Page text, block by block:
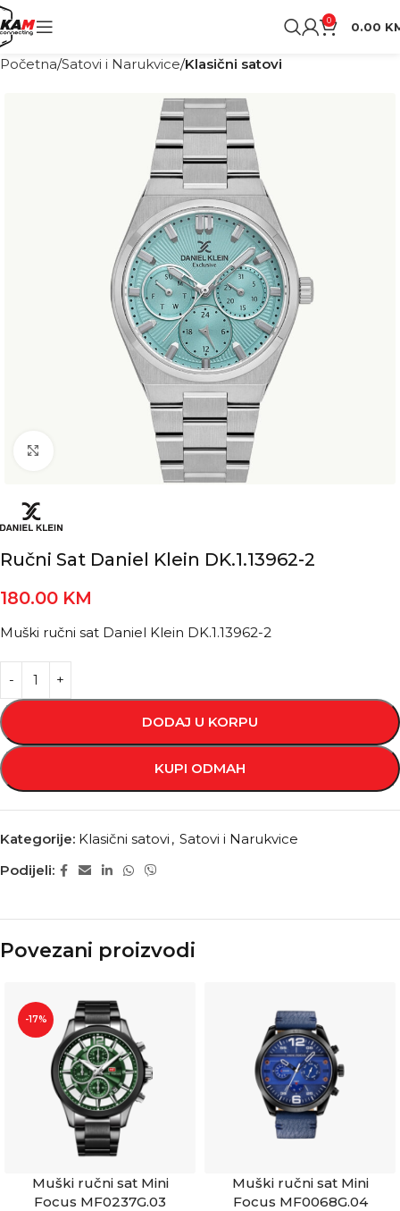
0 0.00
Početna Satovi i Narukvice Klasični satovi
Kliknite za povećanje
Ručni Sat Daniel Klein DK.1.13962-2
180.00 KM
Muški ručni sat Daniel Klein DK.1.13962-2
DODAJ U KORPU
KUPI ODMAH
Kategorije: Klasični satovi , Satovi i Narukvice
Podijeli:
Povezani proizvodi
-17%
Muški ručni sat Mini
Focus MF0237G.03
Muški ručni sat Mini
Focus MF0068G.04